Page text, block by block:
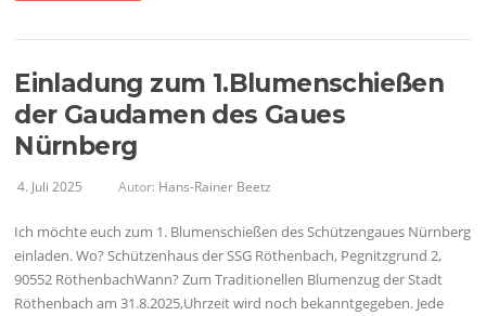
Einladung zum 1.Blumenschießen
der Gaudamen des Gaues
Nürnberg
4. Juli 2025 Autor: Hans-Rainer Beetz
Ich möchte euch zum 1. Blumenschießen des Schützengaues Nürnberg
einladen. Wo? Schützenhaus der SSG Röthenbach, Pegnitzgrund 2,
90552 RöthenbachWann? Zum Traditionellen Blumenzug der Stadt
Röthenbach am 31.8.2025,Uhrzeit wird noch bekanntgegeben. Jede